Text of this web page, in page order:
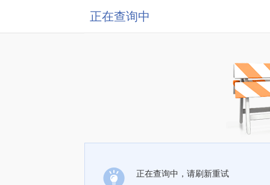
正在查询中
正在查询中，请刷新重试